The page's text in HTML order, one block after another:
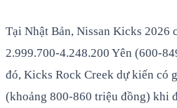
Tại Nhật Bản, Nissan Kicks 2026
2.999.700-4.248.200 Yên (600-
đó, Kicks Rock Creek dự kiến có
(khoảng 800-860 triệu đồng) khi